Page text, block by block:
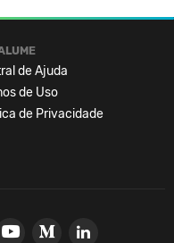
de Ajuda
de Uso
de Privacidade